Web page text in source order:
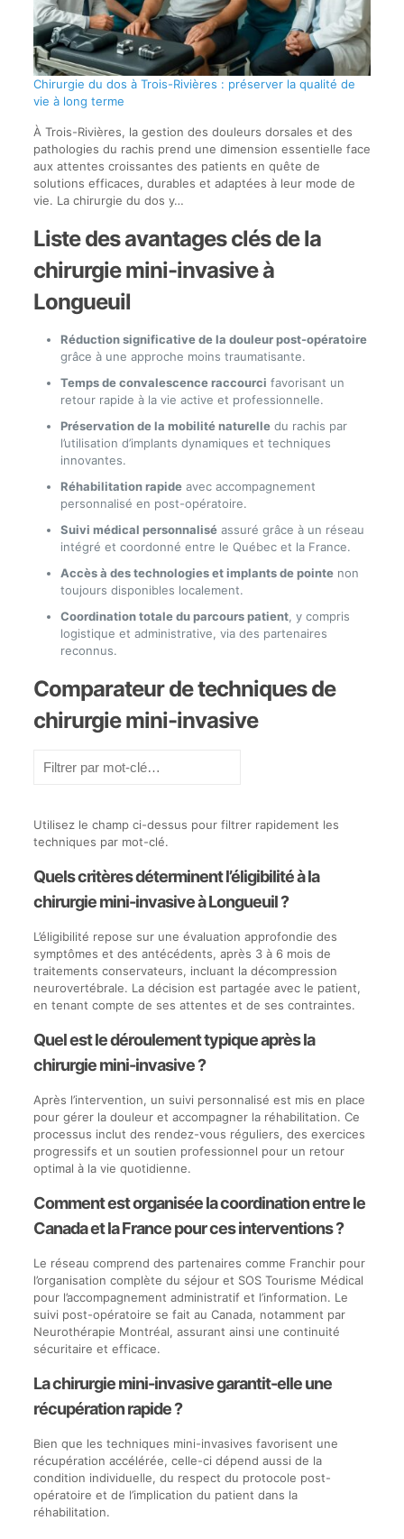
Chirurgie du dos à Trois-Rivières : préserver la qualité de
vie à long terme
À Trois-Rivières, la gestion des douleurs dorsales et des
pathologies du rachis prend une dimension essentielle face
aux attentes croissantes des patients en quête de
solutions efficaces, durables et adaptées à leur mode de
vie. La chirurgie du dos y…
Liste des avantages clés de la
chirurgie mini-invasive à
Longueuil
Réduction significative de la douleur post-opératoire
grâce à une approche moins traumatisante.
Temps de convalescence raccourci favorisant un
retour rapide à la vie active et professionnelle.
Préservation de la mobilité naturelledu rachis par
l’utilisation d’implants dynamiques et techniques
innovantes.
Réhabilitation rapideavec accompagnement
personnalisé en post-opératoire.
Suivi médical personnaliséassuré grâce à un réseau
intégré et coordonné entre le Québec et la France.
Accès à des technologies et implants de pointenon
toujours disponibles localement.
Coordination totale du parcours patient, y compris
logistique et administrative, via des partenaires
reconnus.
Comparateur de techniques de
chirurgie mini-invasive
par
un
mot-
pour
filtrer
les
résultats
la
Utilisez le champ ci-dessus pour filtrer rapidement les
techniques par mot-clé.
Quels critères déterminent l’éligibilité à la
chirurgie mini-invasive à Longueuil ?
L’éligibilité repose sur une évaluation approfondie des
symptômes et des antécédents, après 3 à 6 mois de
traitements conservateurs, incluant la décompression
neurovertébrale. La décision est partagée avec le patient,
en tenant compte de ses attentes et de ses contraintes.
Quel est le déroulement typique après la
chirurgie mini-invasive ?
Après l’intervention, un suivi personnalisé est mis en place
pour gérer la douleur et accompagner la réhabilitation. Ce
processus inclut des rendez-vous réguliers, des exercices
progressifs et un soutien professionnel pour un retour
optimal à la vie quotidienne.
Comment est organisée la coordination entre le
Canada et la France pour ces interventions ?
Le réseau comprend des partenaires comme Franchir pour
l’organisation complète du séjour et SOS Tourisme Médical
pour l’accompagnement administratif et l’information. Le
suivi post-opératoire se fait au Canada, notamment par
Neurothérapie Montréal, assurant ainsi une continuité
sécuritaire et efficace.
La chirurgie mini-invasive garantit-elle une
récupération rapide ?
Bien que les techniques mini-invasives favorisent une
récupération accélérée, celle-ci dépend aussi de la
condition individuelle, du respect du protocole post-
opératoire et de l’implication du patient dans la
réhabilitation.